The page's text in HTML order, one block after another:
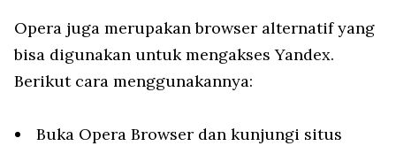
Opera juga merupakan browser alternatif yang
bisa digunakan untuk mengakses Yandex.
Berikut cara menggunakannya:
Buka Opera Browser dan kunjungi situs